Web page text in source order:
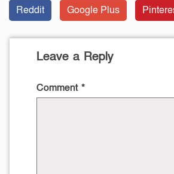
Reddit
Google Plus
Leave a Reply
Comment *